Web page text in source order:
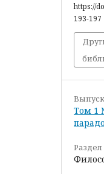
https://
193-197
Выпуск
Том 1
Раздел